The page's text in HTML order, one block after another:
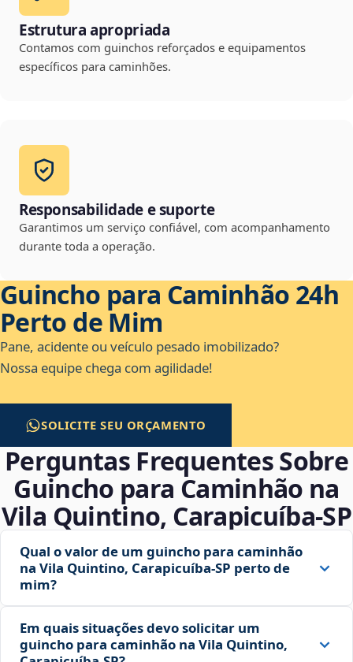
Estrutura apropriada
Contamos com guinchos reforçados e equipamentos
específicos para caminhões.
Responsabilidade e suporte
Garantimos um serviço confiável, com acompanhamento
durante toda a operação.
Guincho para Caminhão 24h
Perto de Mim
Pane, acidente ou veículo pesado imobilizado?
Nossa equipe chega com agilidade!
SOLICITE SEU ORÇAMENTO
Perguntas Frequentes Sobre
Guincho para Caminhão na
Vila Quintino, Carapicuíba‑SP
Qual o valor de um guincho para caminhão
na Vila Quintino, Carapicuíba‑SP perto de
mim?
Em quais situações devo solicitar um
guincho para caminhão na Vila Quintino,